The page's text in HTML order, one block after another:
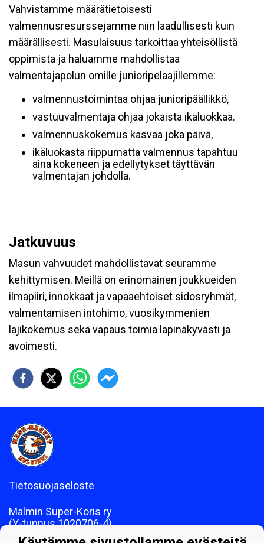
Vahvistamme määrätietoisesti
valmennusresurssejamme niin laadullisesti kuin
määrällisesti. Masulaisuus tarkoittaa yhteisöllistä
oppimista ja haluamme mahdollistaa
valmentajapolun omille junioripelaajillemme:
valmennustoimintaa ohjaa junioripäällikkö,
vastuuvalmentaja ohjaa jokaista ikäluokkaa.
valmennuskokemus kasvaa joka päivä,
ikäluokasta riippumatta valmennus tapahtuu
aina kokeneen ja edellytykset täyttävän
valmentajan johdolla.
Jatkuvuus
Masun vahvuudet mahdollistavat seuramme
kehittymisen. Meillä on erinomainen joukkueiden
ilmapiiri, innokkaat ja vapaaehtoiset sidosryhmät,
valmentamisen intohimo, vuosikymmenien
lajikokemus sekä vapaus toimia läpinäkyvästi ja
avoimesti.
Tietosuojaseloste
Malmin Super-Koris ry
(Y-tunnus 1020706-4)